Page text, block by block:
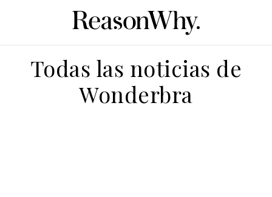
Todas las noticias de
Wonderbra